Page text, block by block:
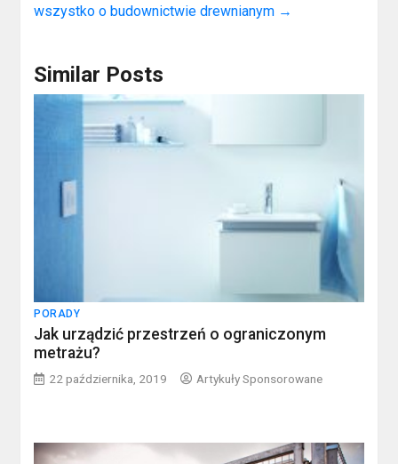
wszystko o budownictwie drewnianym →
Similar Posts
PORADY
Jak urządzić przestrzeń o ograniczonym
metrażu?
22 października, 2019 Artykuły Sponsorowane